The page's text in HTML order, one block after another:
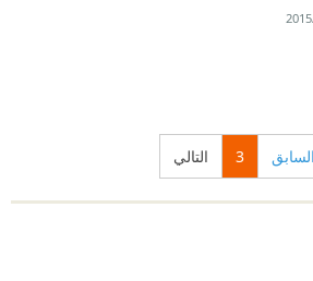
السابق 3 التالي